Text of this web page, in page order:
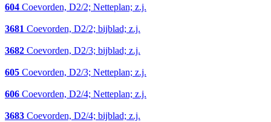
604 Coevorden, D2/2; Netteplan; z.j.
3681 Coevorden, D2/2; bijblad; z.j.
3682 Coevorden, D2/3; bijblad; z.j.
605 Coevorden, D2/3; Netteplan; z.j.
606 Coevorden, D2/4; Netteplan; z.j.
3683 Coevorden, D2/4; bijblad; z.j.